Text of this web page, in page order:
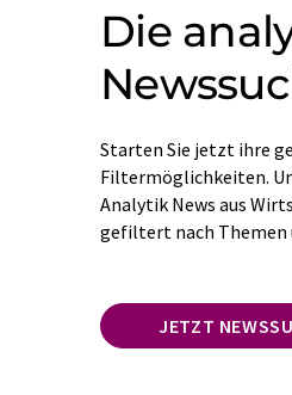
Die
Starten Sie jetzt ihre
Filtermöglichkeiten.
Analytik News aus
gefiltert nach Themen
JETZT